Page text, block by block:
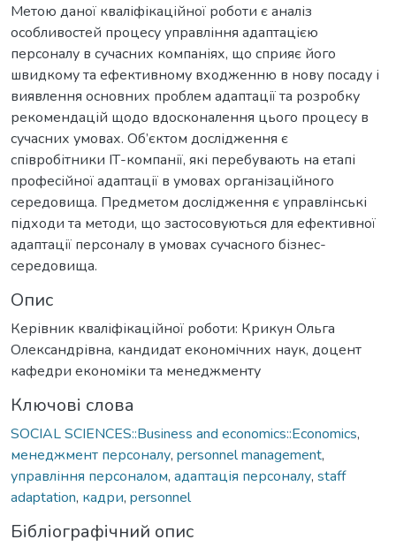
Метою даної кваліфікаційної роботи є аналіз
особливостей процесу управління адаптацією
персоналу в сучасних компаніях, що сприяє його
швидкому та ефективному входженню в нову посаду і
виявлення основних проблем адаптації та розробку
рекомендацій щодо вдосконалення цього процесу в
сучасних умовах. Об’єктом дослідження є
співробітники ІТ-компанії, які перебувають на етапі
професійної адаптації в умовах організаційного
середовища. Предметом дослідження є управлінські
підходи та методи, що застосовуються для ефективної
адаптації персоналу в умовах сучасного бізнес-
середовища.
Опис
Керівник кваліфікаційної роботи: Крикун Ольга
Олександрівна, кандидат економічних наук, доцент
кафедри економіки та менеджменту
Ключові слова
SOCIAL SCIENCES::Business and economics::Economics,
менеджмент персоналу, personnel management,
управління персоналом, адаптація персоналу, staff
adaptation, кадри, personnel
Бібліографічний опис